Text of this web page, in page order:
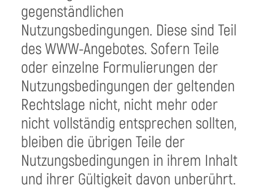
gegenständlichen
Nutzungsbedingungen. Diese sind Teil
des WWW-Angebotes. Sofern Teile
oder einzelne Formulierungen der
Nutzungsbedingungen der geltenden
Rechtslage nicht, nicht mehr oder
nicht vollständig entsprechen sollten,
bleiben die übrigen Teile der
Nutzungsbedingungen in ihrem Inhalt
und ihrer Gültigkeit davon unberührt.